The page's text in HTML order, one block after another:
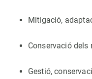
Mitigació,
Conservació dels
Gestió,